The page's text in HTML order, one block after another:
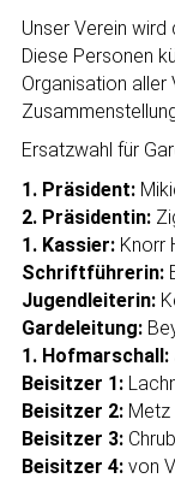
Unser Verein
Diese Personen
Organisation
Ersatzwahl für
1. Präsident:
2. Präsidentin:
1. Kassier:Knorr
Schriftführerin:
Jugendleiterin:
Gardeleitung:
1. Hofmarschall:
Beisitzer 1:
Beisitzer 2:Metz
Beisitzer 3:
Beisitzer 4:von